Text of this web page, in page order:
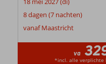
8 dagen (7 nachten)
vanaf Maastricht
va
*incl. alle verplichte